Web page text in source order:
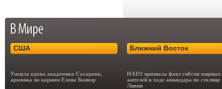
США
Умерла вдова академика Сахарова,
армянка по корням Елена Боннэр
Ближний Восток
НАТО признала факт гибели мирных
жителей в ходе авиаудара по столице
Ливии